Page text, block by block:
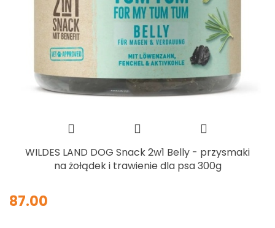
WILDES LAND DOG Snack 2w1 Belly - przysmaki
na żołądek i trawienie dla psa 300g
87.00